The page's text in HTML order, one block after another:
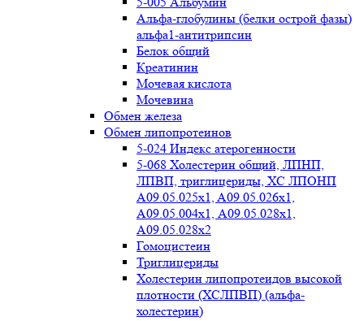
Альфа-глобулины (белки острой фазы)
альфа1-антитрипсин
Белок общий
Креатинин
Мочевая кислота
Мочевина
Обмен железа
Обмен липопротеинов
5-024 Индекс атерогенности
5-068 Холестерин общий, ЛПНП,
ЛПВП, триглицериды, ХС ЛПОНП
А09.05.025x1, A09.05.026х1,
А09.05.004х1, А09.05.028х1,
А09.05.028х2
Гомоцистеин
Триглицериды
Холестерин липопротеидов высокой
плотности (ХСЛПВП) (альфа-
холестерин)